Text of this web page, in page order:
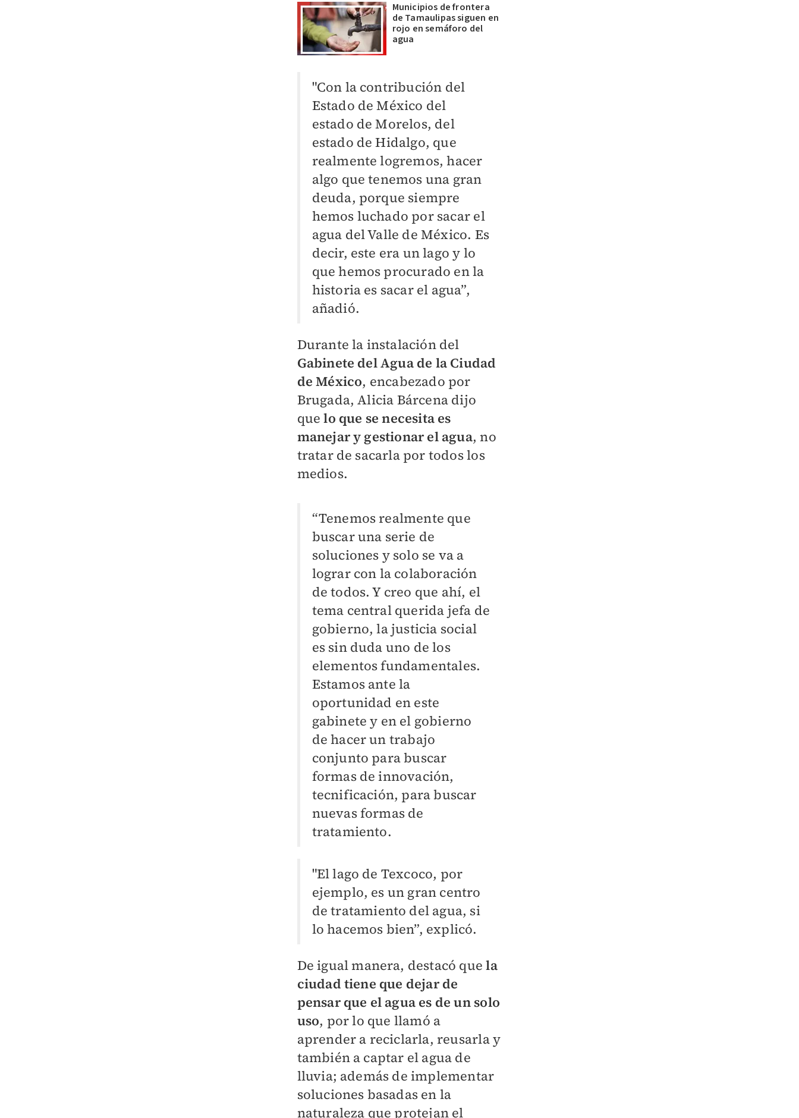
Municipios de frontera
de Tamaulipas siguen en
rojo en semáforo del
agua
"Con la contribución del
Estado de México del
estado de Morelos, del
estado de Hidalgo, que
realmente logremos, hacer
algo que tenemos una gran
deuda, porque siempre
hemos luchado por sacar el
agua del Valle de México. Es
decir, este era un lago y lo
que hemos procurado en la
historia es sacar el agua”,
añadió.
Durante la instalación del
Gabinete del Agua de la Ciudad
de México, encabezado por
Brugada, Alicia Bárcena dijo
quelo que se necesita es
manejar y gestionar el agua, no
tratar de sacarla por todos los
medios.
“Tenemos realmente que
buscar una serie de
soluciones y solo se va a
lograr con la colaboración
de todos. Y creo que ahí, el
tema central querida jefa de
gobierno, la justicia social
es sin duda uno de los
elementos fundamentales.
Estamos ante la
oportunidad en este
gabinete y en el gobierno
de hacer un trabajo
conjunto para buscar
formas de innovación,
tecnificación, para buscar
nuevas formas de
tratamiento.
"El lago de Texcoco, por
ejemplo, es un gran centro
de tratamiento del agua, si
lo hacemos bien”, explicó.
De igual manera, destacó quela
ciudad tiene que dejar de
pensar que el agua es de un solo
uso, por lo que llamó a
aprender a reciclarla, reusarla y
también a captar el agua de
lluvia; además de implementar
soluciones basadas en la
naturaleza que protejan el